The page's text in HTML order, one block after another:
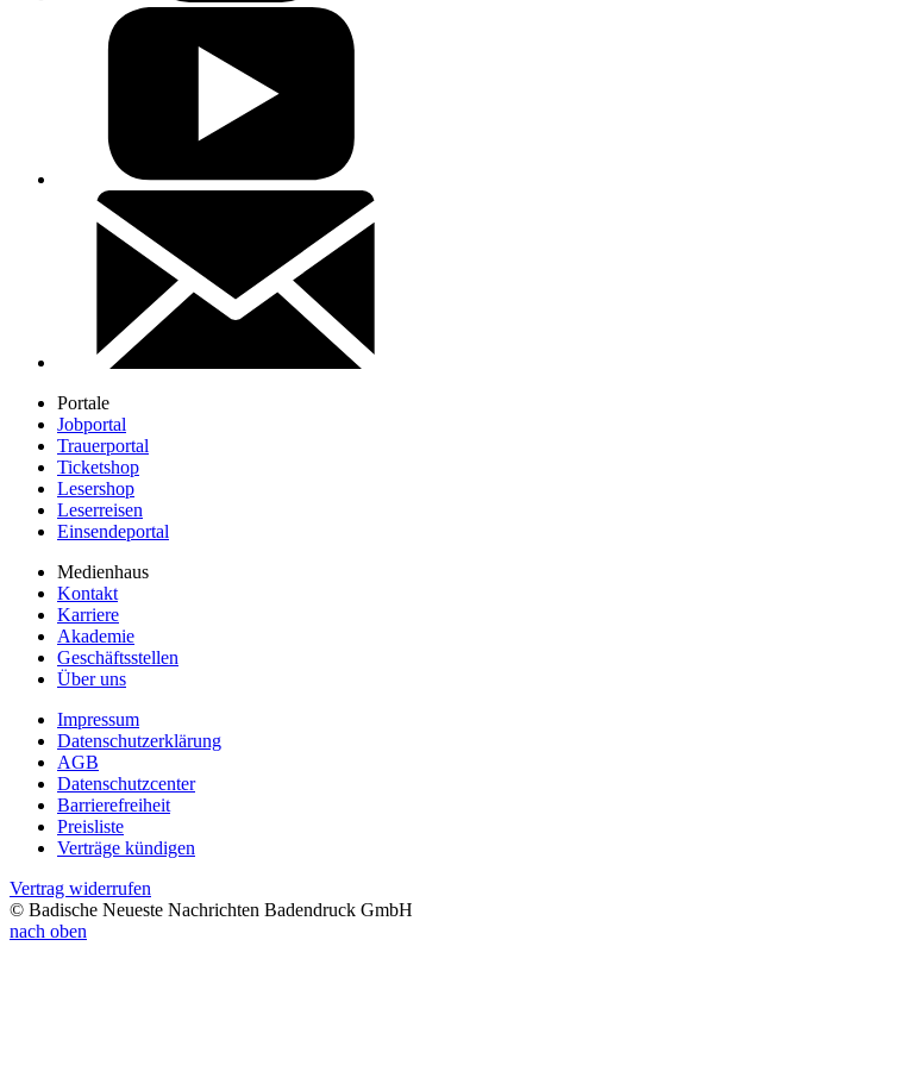
Portale
Jobportal
Trauerportal
Ticketshop
Lesershop
Leserreisen
Einsendeportal
Medienhaus
Kontakt
Karriere
Akademie
Geschäftsstellen
Über uns
Impressum
Datenschutzerklärung
AGB
Datenschutzcenter
Barrierefreiheit
Preisliste
Verträge kündigen
Vertrag widerrufen
© Badische Neueste Nachrichten Badendruck GmbH
nach oben